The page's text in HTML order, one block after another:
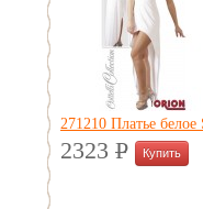
271210 Платье белое
2323 P
УБ.